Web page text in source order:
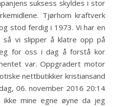
suksess skyldes i stor
Tjørhom kraftverk
stod ferdig i 1973. Vi har en
så vi slipper å klatre opp på
for oss i dag å forstå kor
var. Oppgradert motor
nettbutikker kristiansand
06. november 2016 20:14
mine egne øyne da jeg